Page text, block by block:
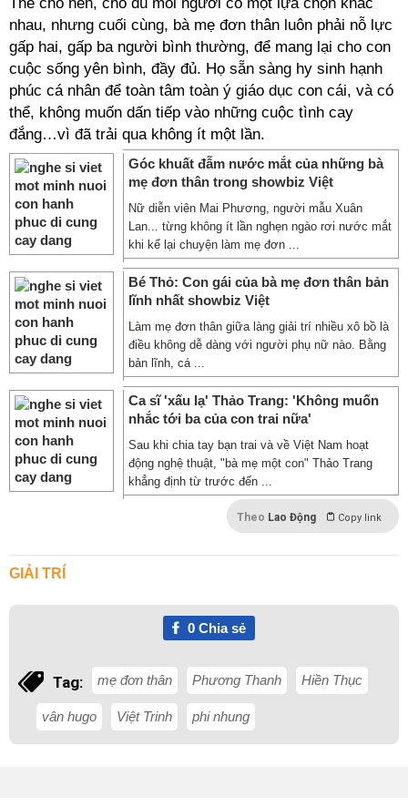
nhau, nhưng cuối cùng, bà mẹ đơn thân luôn phải nỗ lực
gấp hai, gấp ba người bình thường, để mang lại cho con
cuộc sống yên bình, đầy đủ. Họ sẵn sàng hy sinh hạnh
phúc cá nhân để toàn tâm toàn ý giáo dục con cái, và có
thể, không muốn dấn tiếp vào những cuộc tình cay
đắng…vì đã trải qua không ít một lần.
Góc khuất đẫm nước mắt của những bà
mẹ đơn thân trong showbiz Việt
Nữ diễn viên Mai Phương, người mẫu Xuân
Lan... từng không ít lần nghẹn ngào rơi nước mắt
khi kể lại chuyện làm mẹ đơn ...
Bé Thỏ: Con gái của bà mẹ đơn thân bản
lĩnh nhất showbiz Việt
Làm mẹ đơn thân giữa làng giải trí nhiều xô bồ là
điều không dễ dàng với người phụ nữ nào. Bằng
bản lĩnh, cá ...
Ca sĩ 'xấu lạ' Thảo Trang: 'Không muốn
nhắc tới ba của con trai nữa'
Sau khi chia tay bạn trai và về Việt Nam hoạt
động nghệ thuật, "bà mẹ một con" Thảo Trang
khẳng định từ trước đến ...
Theo Lao Động Copy link
GIẢI TRÍ
0Chia sẻ
Tag: mẹ đơn thân Phương Thanh Hiền Thục
vân hugo Việt Trinh phi nhung